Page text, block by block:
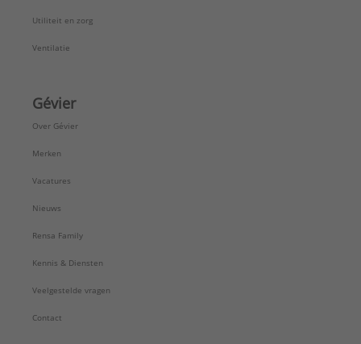
Utiliteit en zorg
Ventilatie
Gévier
Over Gévier
Merken
Vacatures
Nieuws
Rensa Family
Kennis & Diensten
Veelgestelde vragen
Contact